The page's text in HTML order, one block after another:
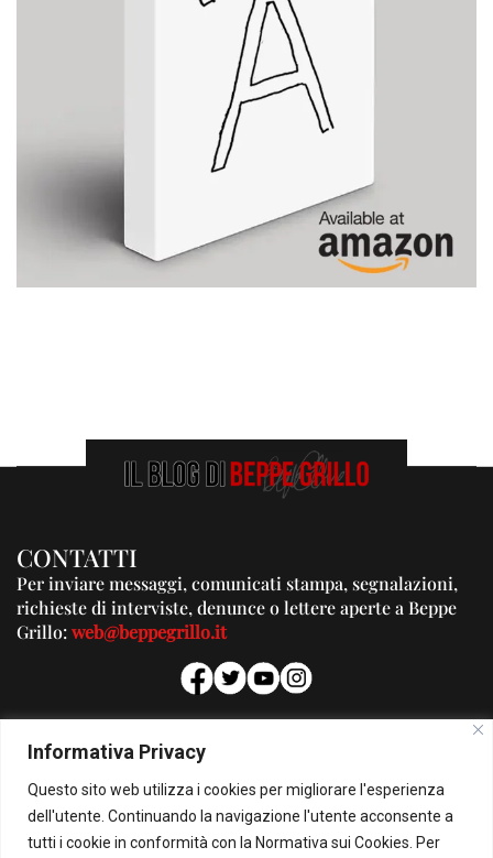
Informativa Privacy
Questo sito web utilizza i cookies per migliorare l'esperienza
dell'utente. Continuando la navigazione l'utente acconsente a
tutti i cookie in conformità con la Normativa sui Cookies. Per
CONTATTI
Per inviare messaggi, comunicati stampa, segnalazioni,
richieste di interviste, denunce o lettere aperte a Beppe
Grillo:web@beppegrillo.it
PUBBLICITA'
Per la tua pubblicità su questo Blog:
pubblicita@beppegrillo.it